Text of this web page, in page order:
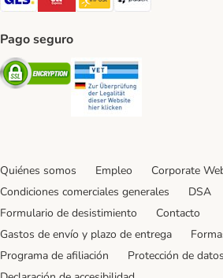
Pago seguro
Security
Quiénes somos Empleo Corporate
Condiciones comerciales generales
DSA
Formulario de desistimiento
Contacto
Gastos de envío y plazo de entrega
Programa de afiliación
Protección de datos